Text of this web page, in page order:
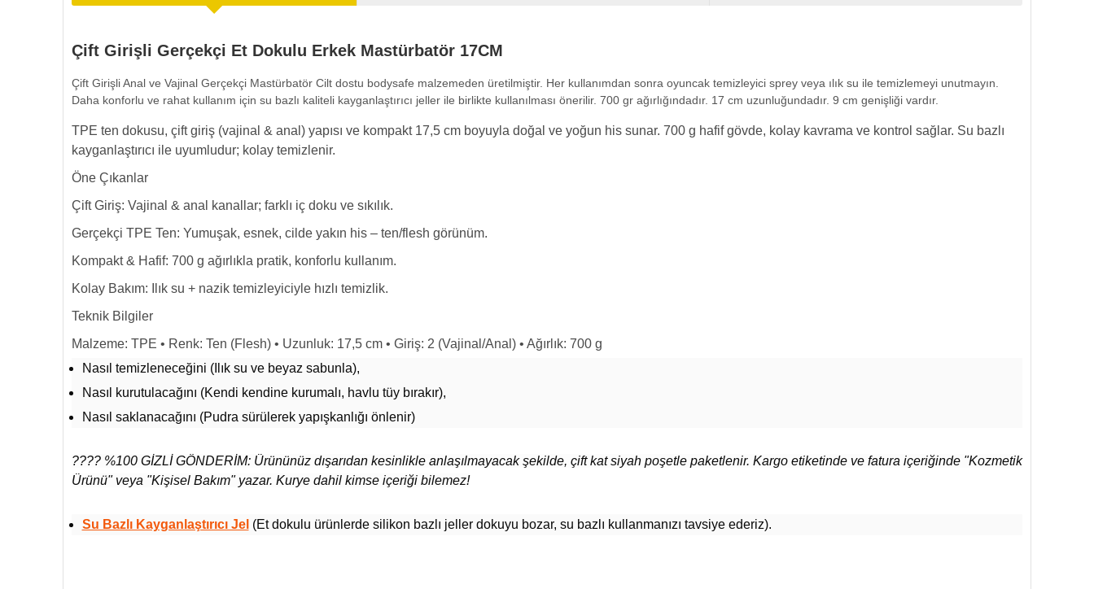
Çift Girişli Gerçekçi Et Dokulu Erkek Mastürbatör 17CM
Çift Girişli Anal ve Vajinal Gerçekçi Mastürbatör Cilt dostu bodysafe malzemeden üretilmiştir. Her kullanımdan sonra oyuncak temizleyici sprey veya ılık su ile temizlemeyi unutmayın.
Daha konforlu ve rahat kullanım için su bazlı kaliteli kayganlaştırıcı jeller ile birlikte kullanılması önerilir. 700 gr ağırlığındadır. 17 cm uzunluğundadır. 9 cm genişliği vardır.
TPE ten dokusu, çift giriş (vajinal & anal) yapısı ve kompakt 17,5 cm boyuyla doğal ve yoğun his sunar. 700 g hafif gövde, kolay kavrama ve kontrol sağlar. Su bazlı
kayganlaştırıcı ile uyumludur; kolay temizlenir.
Öne Çıkanlar
Çift Giriş: Vajinal & anal kanallar; farklı iç doku ve sıkılık.
Gerçekçi TPE Ten: Yumuşak, esnek, cilde yakın his – ten/flesh görünüm.
Kompakt & Hafif: 700 g ağırlıkla pratik, konforlu kullanım.
Kolay Bakım: Ilık su + nazik temizleyiciyle hızlı temizlik.
Teknik Bilgiler
Malzeme: TPE • Renk: Ten (Flesh) • Uzunluk: 17,5 cm • Giriş: 2 (Vajinal/Anal) • Ağırlık: 700 g
Nasıl temizleneceğini (Ilık su ve beyaz sabunla),
Nasıl kurutulacağını (Kendi kendine kurumalı, havlu tüy bırakır),
Nasıl saklanacağını (Pudra sürülerek yapışkanlığı önlenir)
???? %100 GİZLİ GÖNDERİM: Ürününüz dışarıdan kesinlikle anlaşılmayacak şekilde, çift kat siyah poşetle paketlenir. Kargo etiketinde ve fatura içeriğinde "Kozmetik
Ürünü" veya "Kişisel Bakım" yazar. Kurye dahil kimse içeriği bilemez!
Su Bazlı Kayganlaştırıcı Jel (Et dokulu ürünlerde silikon bazlı jeller dokuyu bozar, su bazlı kullanmanızı tavsiye ederiz).